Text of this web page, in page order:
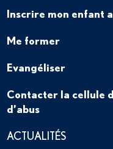
Inscrire mon enfant
Me former
Evangéliser
Contacter la cellule
d’abus
ACTUALITÉS